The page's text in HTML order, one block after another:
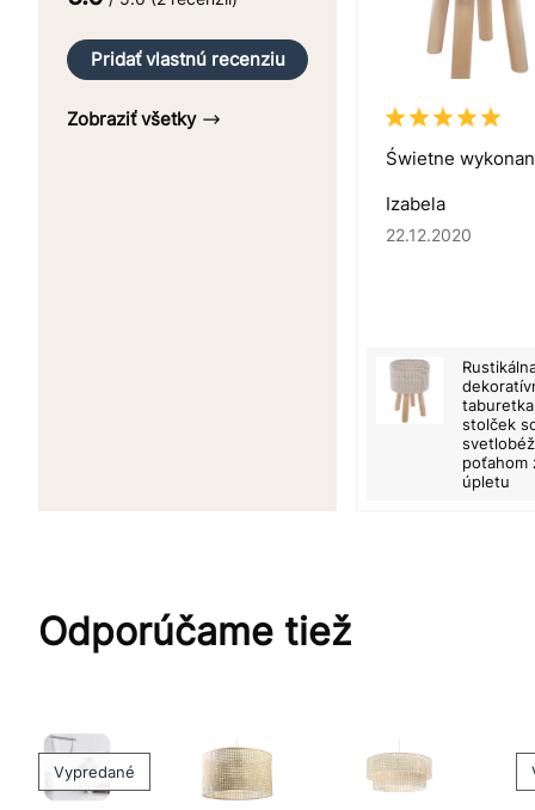
Pridať vlastnú recenziu
Zobraziť všetky
Świetne
Izabela
22.12.2020
stolček
poťahom
úpletu
Odporúčame tiež
Vypredané